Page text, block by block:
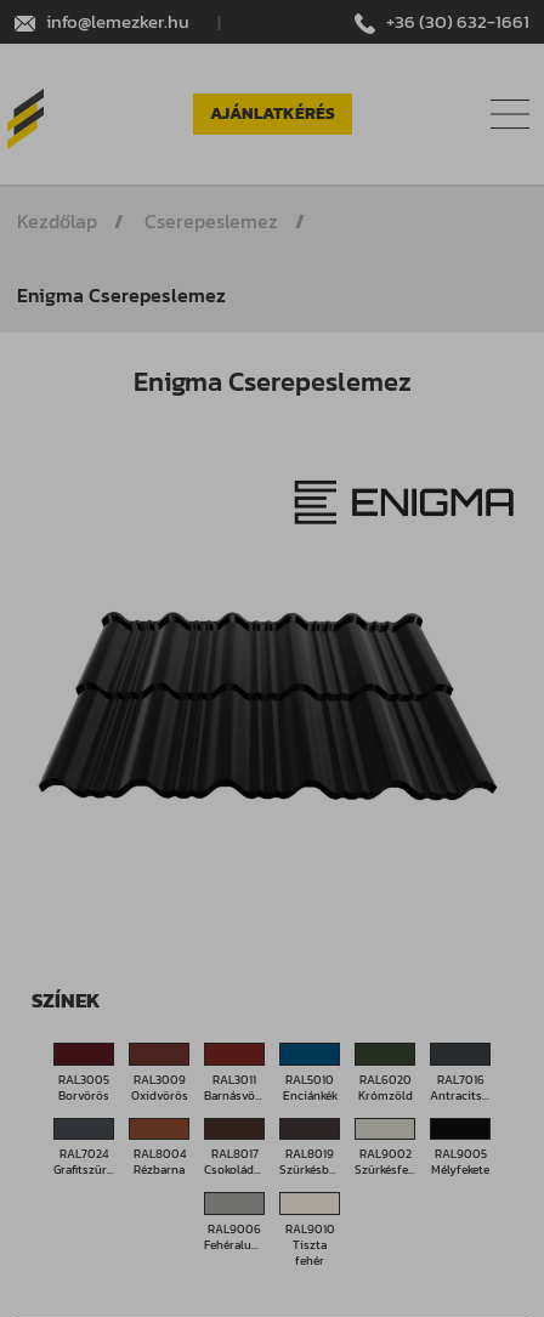
info@lemezker.hu | +36 (30) 632-1661
AJÁNLATKÉRÉS
Kezdőlap Cserepeslemez
Enigma Cserepeslemez
Enigma Cserepeslemez
SZÍNEK
RAL3005
Borvörös
RAL3009
Oxidvörös
RAL3011
Barnásvörös
RAL5010
Enciánkék
RAL6020
Krómzöld
RAL7016
Antracitszürke
RAL7024
Grafitszürke
RAL8004
Rézbarna
RAL8017
Csokoládébarna
RAL8019
Szürkésbarna
RAL9002
Szürkésfehér
RAL9005
Mélyfekete
RAL9006
Fehéralumínium
RAL9010
Tiszta
fehér